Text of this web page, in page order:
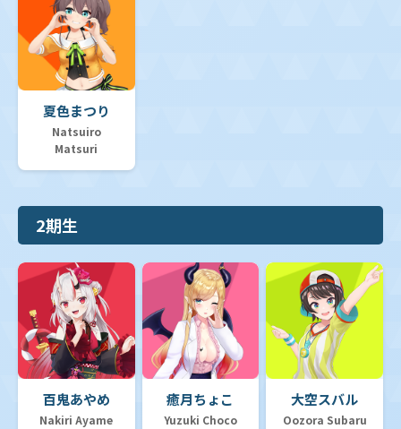
夏色まつり
Natsuiro
Matsuri
2期生
百鬼あやめ
Nakiri Ayame
癒月ちょこ
Yuzuki Choco
大空スバル
Oozora Subaru